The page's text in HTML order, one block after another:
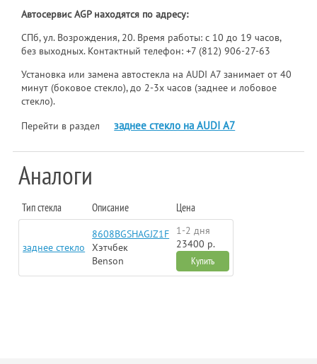
Автосервис AGP находятся по адресу:
СПб, ул. Возрождения, 20. Время работы: с 10 до 19 часов,
без выходных. Контактный телефон:+7 (812) 906-27-63
Установка или замена автостекла на AUDI A7 занимает от 40
минут (боковое стекло), до 2-3х часов (заднее и лобовое
стекло).
Перейти в раздел
заднее стекло на AUDI A7
Аналоги
Тип стекла Описание Цена
заднее стекло
8608BGSHAGJZ1F
Хэтчбек
Benson
1-2 дня
23400 р.
Купить